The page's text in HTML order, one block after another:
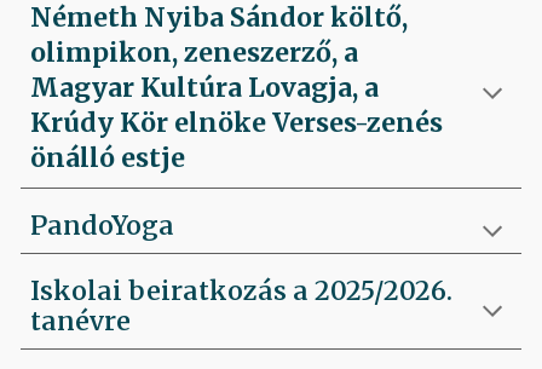
Németh Nyiba Sándor költő,
olimpikon, zeneszerző, a
Magyar Kultúra Lovagja, a
Krúdy Kör elnöke Verses-zenés
önálló estje
PandoYoga
Iskolai beiratkozás a 2025/2026.
tanévre